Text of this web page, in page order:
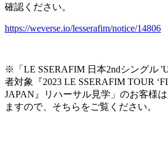
確認ください。
https://weverse.io/lesserafim/notice/14806
※「LE SSERAFIM 日本2ndシングル
者対象『2023 LE SSERAFIM TOUR
JAPAN』リハーサル見学」のお客様
ますので、そちらをご覧ください。